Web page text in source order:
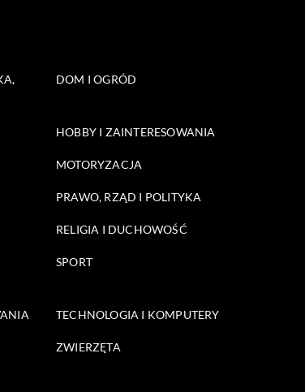
DOM I OGRÓD
HOBBY I ZAINTERESOWANIA
MOTORYZACJA
PRAWO, RZĄD I POLITYKA
RELIGIA I DUCHOWOŚĆ
SPORT
TECHNOLOGIA I KOMPUTERY
ZWIERZĘTA